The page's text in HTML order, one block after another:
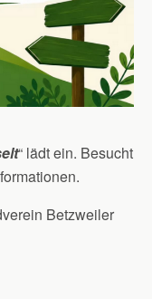
“ lädt ein. Besucht
Betzweiler